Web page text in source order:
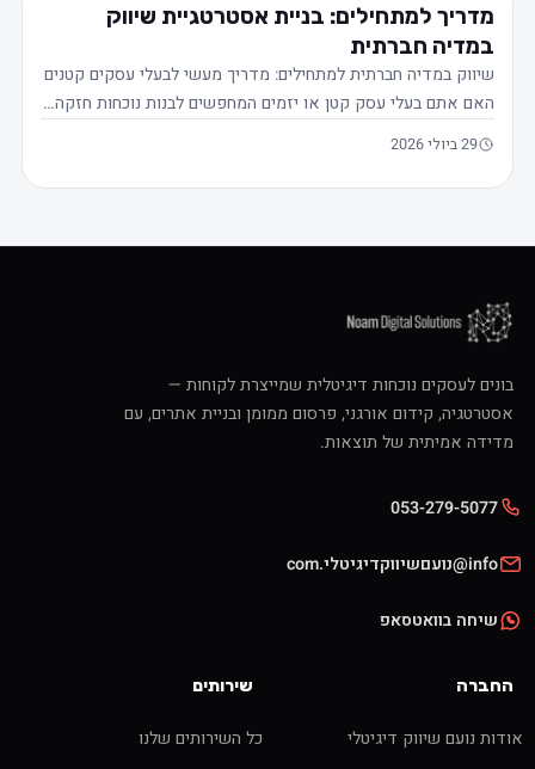
מדריך למתחילים: בניית אסטרטגיית שיווק
במדיה חברתית
שיווק במדיה חברתית למתחילים: מדריך מעשי לבעלי עסקים קטנים
האם אתם בעלי עסק קטן או יזמים המחפשים לבנות נוכחות חזקה…
29 ביולי 2026
בונים לעסקים נוכחות דיגיטלית שמייצרת לקוחות —
אסטרטגיה, קידום אורגני, פרסום ממומן ובניית אתרים, עם
מדידה אמיתית של תוצאות.
053-279-5077
info@נועםשיווקדיגיטלי.com
שיחה בוואטסאפ
החברה
אודות נועם שיווק דיגיטלי
שירותים
כל השירותים שלנו